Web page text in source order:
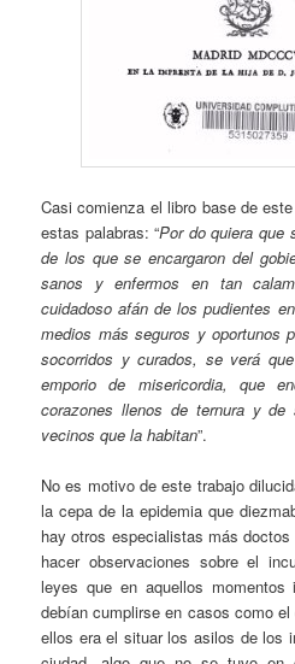
Casi comienza el libro base de
estas palabras: “Por do quiera que
de los que se encargaron del
sanos y enfermos en tan
cuidadoso afán de los pudientes
medios más seguros y oportunos
socorridos y curados, se verá
emporio de misericordia, que
corazones llenos de ternura y de
vecinos que la habitan”.
No es motivo de este trabajo
la cepa de la epidemia que
hay otros especialistas más
hacer observaciones sobre el
leyes que en aquellos
debían cumplirse en casos como
ellos era el situar los asilos de los